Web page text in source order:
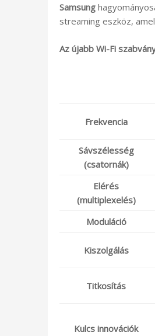
Samsung
streaming eszköz,
Az újabb Wi-Fi
Frekvencia
Sávszélesség
(csatornák)
Elérés
(multiplexelés)
Moduláció
Kiszolgálás
Titkosítás
Kulcs innovációk